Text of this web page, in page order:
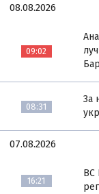
08.08.2026
09:02
08:31
За
07.08.2026
16:21
ВС